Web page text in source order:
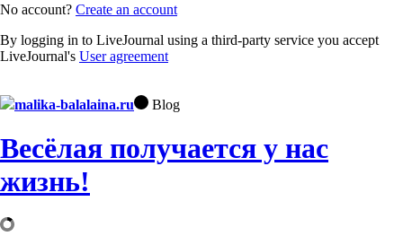
No account? Create an account
By logging in to LiveJournal using a third-party service you accept
LiveJournal's User agreement
malika-balalaina.ru Blog
Весёлая получается у нас
жизнь!